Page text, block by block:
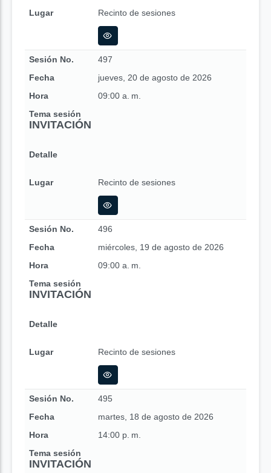
Lugar
Recinto de sesiones
Sesión No.
497
Fecha
jueves, 20 de agosto de 2026
Hora
09:00 a. m.
Tema sesión
INVITACIÓN
Detalle
Lugar Recinto de sesiones
Sesión No.
496
Fecha
miércoles, 19 de agosto de 2026
Hora
09:00 a. m.
Tema sesión
INVITACIÓN
Detalle
Lugar Recinto de sesiones
Sesión No.
495
Fecha
martes, 18 de agosto de 2026
Hora
14:00 p. m.
Tema sesión
INVITACIÓN